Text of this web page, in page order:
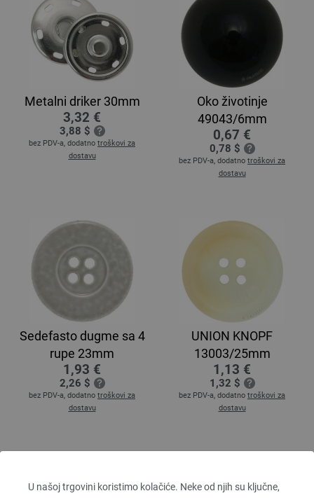
U našoj trgovini koristimo kolačiće. Neke od njih su ključne,
Metalni driker 30mm
3,32 €
3,88 $
bez PDV-a, dodatno troškovi za
dostavu
Oko životinje
49043/6mm
0,67 €
0,78 $
bez PDV-a, dodatno troškovi za
dostavu
Sedefasto dugme sa 4
rupe 23mm
1,93 €
2,26 $
bez PDV-a, dodatno troškovi za
dostavu
UNION KNOPF
13003/25mm
1,13 €
1,32 $
bez PDV-a, dodatno troškovi za
dostavu